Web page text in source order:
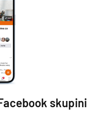
skupini